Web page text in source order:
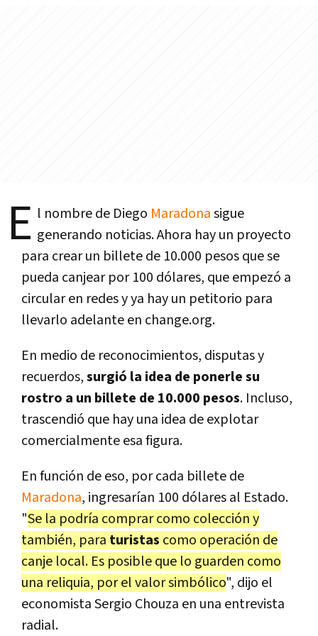
E l nombre de Diego Maradonasigue
generando noticias. Ahora hay un proyecto
para crear un billete de 10.000 pesos que se
pueda canjear por 100 dólares, que empezó a
circular en redes y ya hay un petitorio para
llevarlo adelante en change.org.
En medio de reconocimientos, disputas y
recuerdos,surgió la idea de ponerle su
rostro a un billete de 10.000 pesos. Incluso,
trascendió que hay una idea de explotar
comercialmente esa figura.
En función de eso, por cada billete de
Maradona, ingresarían 100 dólares al Estado.
"Se la podría comprar como colección y
también, para turistas como operación de
canje local. Es posible que lo guarden como
una reliquia, por el valor simbólico", dijo el
economista Sergio Chouza en una entrevista
radial.